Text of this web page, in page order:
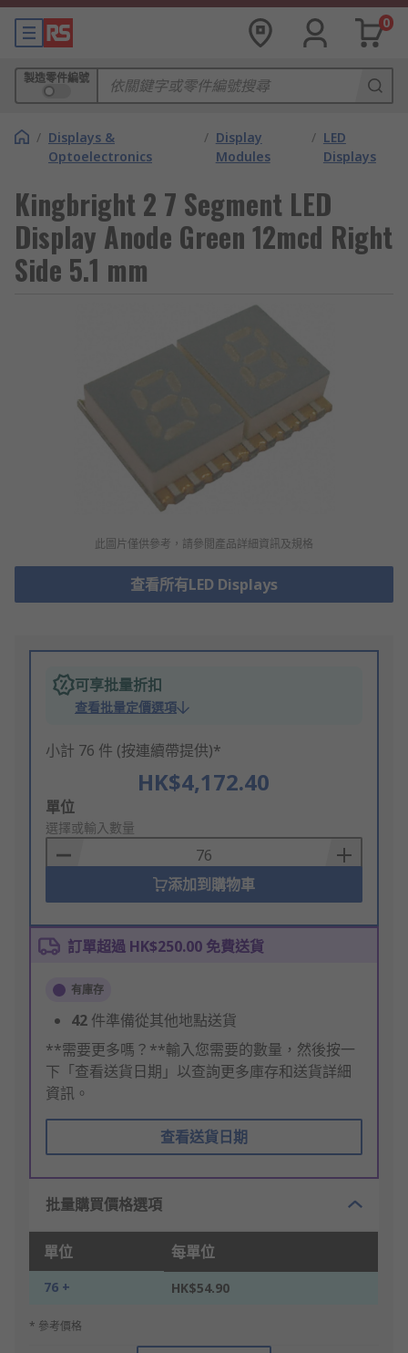
0
製造零件編號
/ Displays &
Optoelectronics
/ Display
Modules
/ LED
Displays
Kingbright 2 7 Segment LED
Display Anode Green 12mcd Right
Side 5.1 mm
此圖片僅供參考，請參閲產品詳細資訊及規格
查看所有LED Displays
可享批量折扣
查看批量定價選項
小計 76 件 (按連續帶提供)*
HK$4,172.40
Add
to
Basket
單位
選擇或輸入數量
添加到購物車
訂單超過 HK$250.00 免費送貨
有庫存
42 件準備從其他地點送貨
**需要更多嗎？**輸入您需要的數量，然後按一
下「查看送貨日期」以查詢更多庫存和送貨詳細
資訊。
查看送貨日期
批量購買價格選項
單位 每單位
76 + HK$54.90
* 參考價格